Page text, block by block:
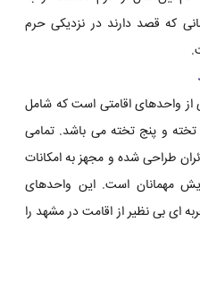
که قصد دارند در نزدیکی حرم
از واحدهای اقامتی است که شامل
و پنج تخته می باشد. تمامی
طراحی شده و مجهز به امکانات
مهمانان است. این واحدهای
ای بی نظیر از اقامت در مشهد را